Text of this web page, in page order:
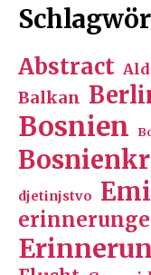
Abstract
Balkan
Bosnien
djetinjstvo